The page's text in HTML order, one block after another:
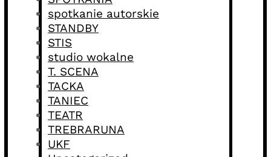
spotkanie autorskie
STANDBY
STIS
studio wokalne
T. SCENA
TACKA
TANIEC
TEATR
TREBRARUNA
UKF